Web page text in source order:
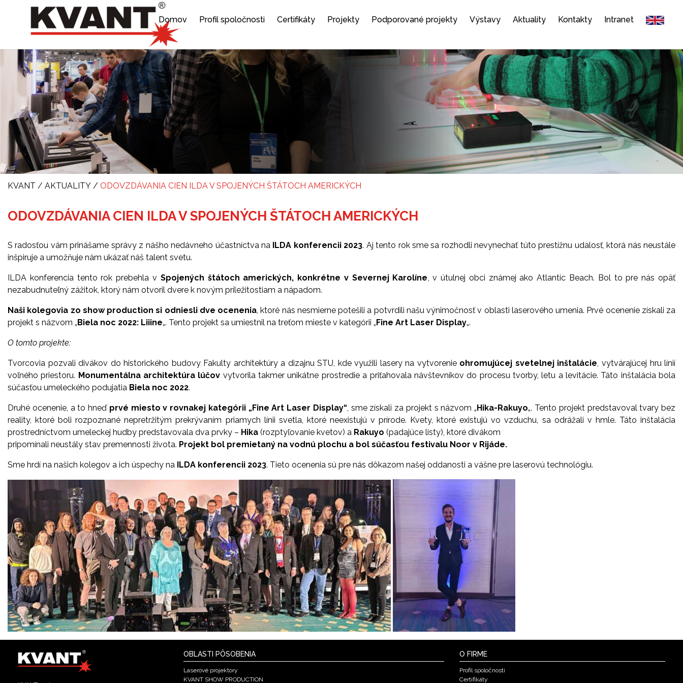
Domov Profil spoločnosti Certifikáty Projekty Podporované projekty Výstavy Aktuality Kontakty Intranet
KVANT / AKTUALITY / ODOVZDÁVANIA CIEN ILDA V SPOJENÝCH ŠTÁTOCH AMERICKÝCH
ODOVZDÁVANIA CIEN ILDA V SPOJENÝCH ŠTÁTOCH AMERICKÝCH
S radosťou vám prinášame správy z nášho nedávneho účastníctva naILDA konferencii 2023. Aj tento rok sme sa rozhodli nevynechať túto prestížnu udalosť, ktorá nás neustále
inšpiruje a umožňuje nám ukázať náš talent svetu.
ILDA konferencia tento rok prebehla v Spojených štátoch amerických, konkrétne v Severnej Karolíne, v útulnej obci známej ako Atlantic Beach. Bol to pre nás opäť
nezabudnuteľný zážitok, ktorý nám otvoril dvere k novým príležitostiam a nápadom.
Naši kolegovia zo show production si odniesli dve ocenenia, ktoré nás nesmierne potešili a potvrdili našu výnimočnosť v oblasti laserového umenia. Prvé ocenenie získali za
projekt s názvom „Biela noc 2022: Liiine„. Tento projekt sa umiestnil na treťom mieste v kategórii „Fine Art Laser Display„.
O tomto projekte:
Tvorcovia pozvali divákov do historického budovy Fakulty architektúry a dizajnu STU, kde využili lasery na vytvorenie ohromujúcej svetelnej inštalácie, vytvárajúcej hru línií
voľného priestoru. Monumentálna architektúra lúčov vytvorila takmer unikátne prostredie a priťahovala návštevníkov do procesu tvorby, letu a levitácie. Táto inštalácia bola
súčasťou umeleckého podujatia Biela noc 2022.
Druhé ocenenie, a to hneď prvé miesto v rovnakej kategórii „Fine Art Laser Display“, sme získali za projekt s názvom „Hika-Rakuyo„. Tento projekt predstavoval tvary bez
reality, ktoré boli rozpoznané nepretržitým prekrývaním priamych línii svetla, ktoré neexistujú v prírode. Kvety, ktoré existujú vo vzduchu, sa odrážali v hmle. Táto inštalácia
prostredníctvom umeleckej hudby predstavovala dva prvky – Hika (rozptyľovanie kvetov) a Rakuyo (padajúce listy), ktoré divákom
pripomínali neustály stav premennosti života. Projekt bol premietaný na vodnú plochu a bol súčasťou festivalu Noor v Rijáde.
Sme hrdí na našich kolegov a ich úspechy na ILDA konferencii 2023. Tieto ocenenia sú pre nás dôkazom našej oddanosti a vášne pre laserovú technológiu.
OBLASTI PÔSOBENIA
Laserové projektory
KVANT SHOW PRODUCTION
O FIRME
Profil spoločnosti
Certifikáty